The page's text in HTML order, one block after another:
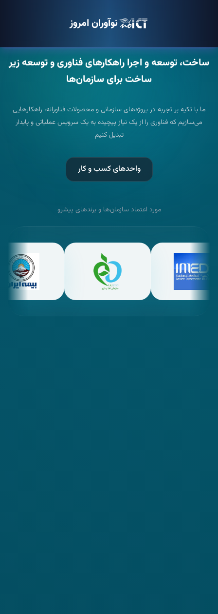
نوآوران امروز
ساخت، توسعه و اجراراهکارهای فناوری و توسعه زیر
ساختبرای سازمان‌ها
ما با تکیه بر تجربه در پروژه‌های سازمانی و محصولات فناورانه، راهکارهایی
می‌سازیم که فناوری را از یک نیاز پیچیده به یک سرویس عملیاتی و پایدار
تبدیل کنیم
واحدهای کسب و کار
مورد اعتماد سازمان‌ها و برندهای پیشرو